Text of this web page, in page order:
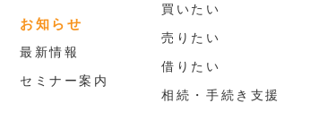
お知らせ
最新情報
セミナー案内
買いたい
売りたい
借りたい
相続・手続き支援